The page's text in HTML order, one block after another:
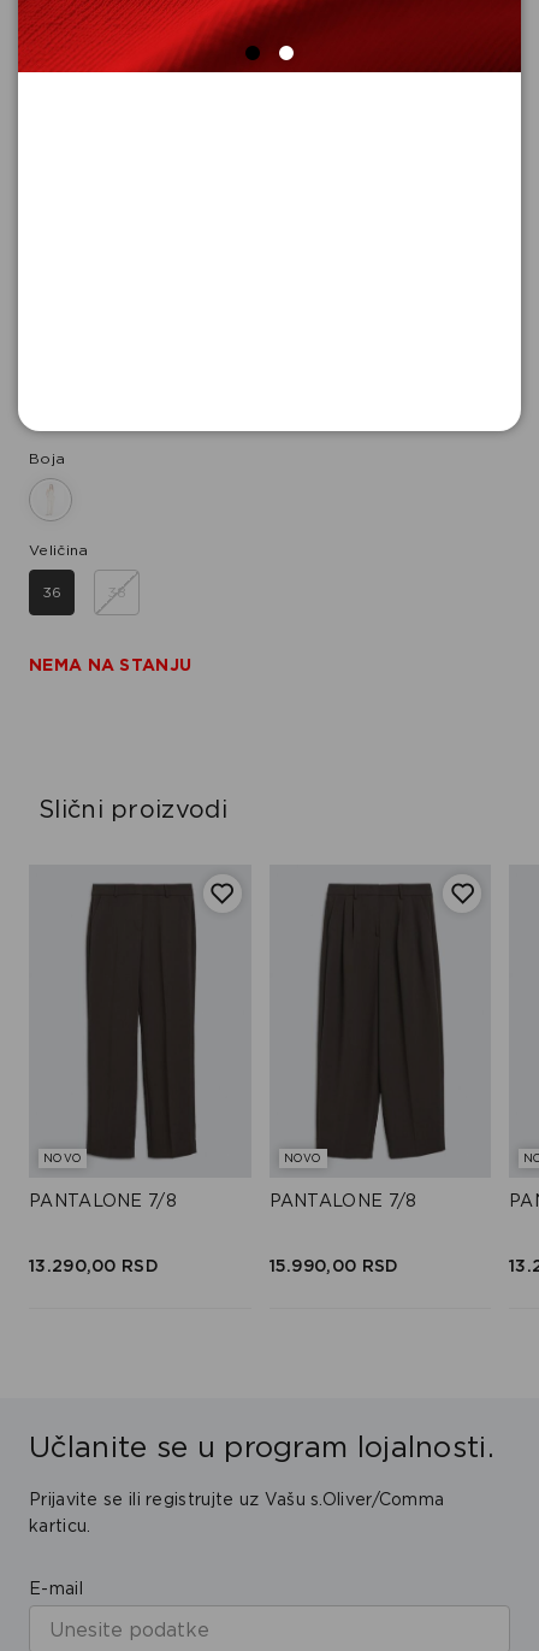
Boja
Veličina
36 38
NEMA NA STANJU
Slični proizvodi
NOVO
PANTALONE 7/8
13.290,00 RSD
NOVO
PANTALONE 7/8
15.990,00 RSD
Učlanite se u program lojalnosti.
Prijavite se ili registrujte uz Vašu s.Oliver/Comma
karticu.
E-mail